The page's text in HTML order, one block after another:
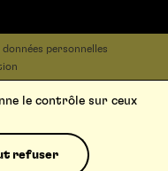
personnelles
le contrôle sur ceux
refuser